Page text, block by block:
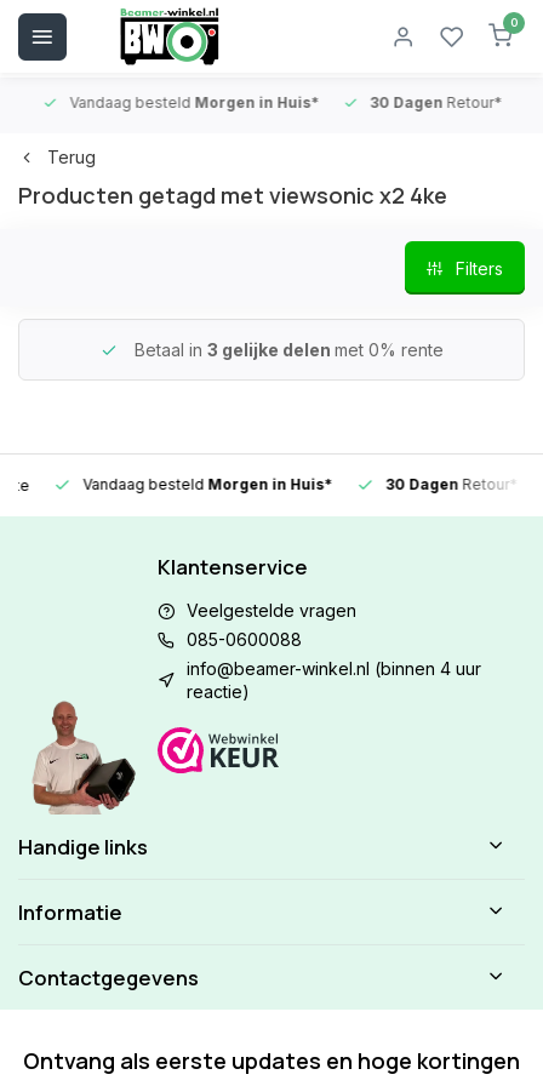
0
Vandaag besteldMorgen in Huis* 30 DagenRetour*
Terug
Producten getagd met viewsonic x2 4ke
Filters
Betaal in 3 gelijke delen met 0% rente
Vandaag besteldMorgen in Huis* 30 DagenRetour*
Klantenservice
Veelgestelde vragen
085-0600088
info@beamer-winkel.nl (binnen 4 uur
reactie)
Handige links
Informatie
Contactgegevens
Ontvang als eerste updates en hoge kortingen